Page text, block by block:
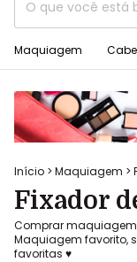
Maquiagem
Início > Maquiagem >
Fixador
Comprar maquiagem
Maquiagem favorito,
favoritas ♥